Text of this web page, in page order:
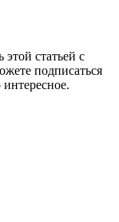
статьей с
подписаться